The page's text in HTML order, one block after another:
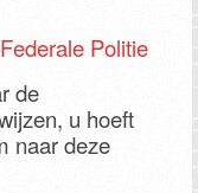
Federale Politie
de
u hoeft
naar deze